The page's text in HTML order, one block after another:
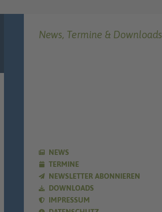
News, Termine & Downloads
NEWS
TERMINE
NEWSLETTER ABONNIEREN
DOWNLOADS
IMPRESSUM